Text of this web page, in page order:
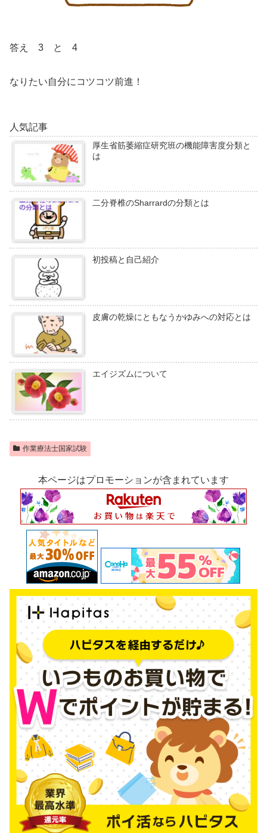
答え 3 と 4
なりたい自分にコツコツ前進！
人気記事
厚生省筋萎縮症研究班の機能障害度分類と
は
二分脊椎のSharrardの分類とは
初投稿と自己紹介
皮膚の乾燥にともなうかゆみへの対応とは
エイジズムについて
作業療法士国家試験
本ページはプロモーションが含まれています